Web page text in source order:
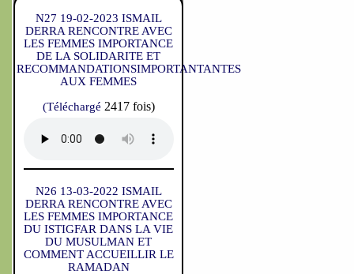
N27 19-02-2023 ISMAIL
DERRA RENCONTRE AVEC
LES FEMMES IMPORTANCE
DE LA SOLIDARITE ET
RECOMMANDATIONSIMPORTANTANTES
AUX FEMMES
(Téléchargé 2417 fois)
N26 13-03-2022 ISMAIL
DERRA RENCONTRE AVEC
LES FEMMES IMPORTANCE
DU ISTIGFAR DANS LA VIE
DU MUSULMAN ET
COMMENT ACCUEILLIR LE
RAMADAN